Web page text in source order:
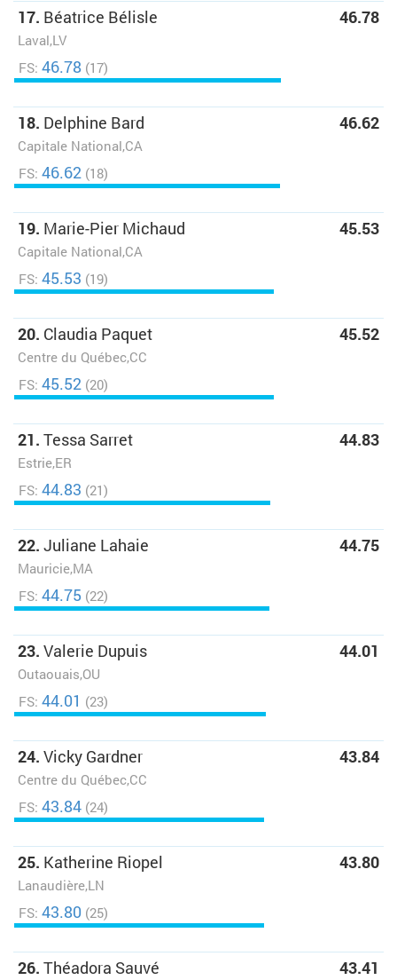
17. Béatrice Bélisle
Laval,LV
46.78
FS: 46.78 (17)
18. Delphine Bard
Capitale National,CA
46.62
FS: 46.62 (18)
19. Marie-Pier Michaud
Capitale National,CA
45.53
FS: 45.53 (19)
20. Claudia Paquet
Centre du Québec,CC
45.52
FS: 45.52 (20)
21. Tessa Sarret
Estrie,ER
44.83
FS: 44.83 (21)
22. Juliane Lahaie
Mauricie,MA
44.75
FS: 44.75 (22)
23. Valerie Dupuis
Outaouais,OU
44.01
FS: 44.01 (23)
24. Vicky Gardner
Centre du Québec,CC
43.84
FS: 43.84 (24)
25. Katherine Riopel
Lanaudière,LN
43.80
FS: 43.80 (25)
26. Théadora Sauvé 43.41